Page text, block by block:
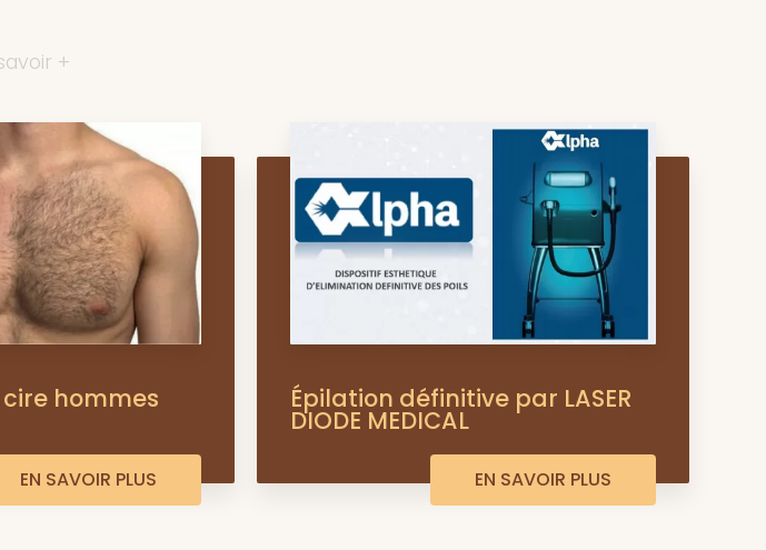
+
hommes
EN SAVOIR PLUS
Épilation définitive par LASER
DIODE MEDICAL
EN SAVOIR PLUS